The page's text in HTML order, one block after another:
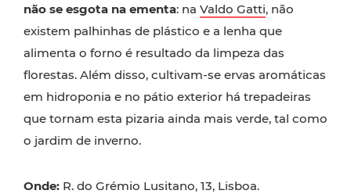
não se esgota na ementa: na Valdo Gatti, não
existem palhinhas de plástico e a lenha que
alimenta o forno é resultado da limpeza das
florestas. Além disso, cultivam-se ervas aromáticas
em hidroponia e no pátio exterior há trepadeiras
que tornam esta pizaria ainda mais verde, tal como
o jardim de inverno.
Onde: R. do Grémio Lusitano, 13, Lisboa.